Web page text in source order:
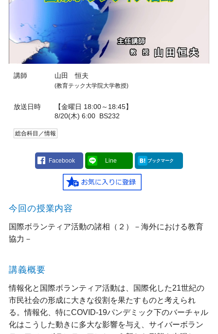
講師 山田 恒夫
(教育テック大学院大学教授)
放送日時
【金曜日 18:00～18:45】
8/20(木) 6:00BS232
総合科目／情報
Facebook Line ブックマーク
今回の授業内容
国際ボランティア活動の諸相（２）－海外における教育
協力－
講義概要
情報化と国際ボランティア活動は、国際化した21世紀の
市民社会の形成に大きな役割を果たすものと考えられ
る。情報化、特にCOVID-19パンデミック下のバーチャル
化はこうした動きに多大な影響を与え、サイバーボラン